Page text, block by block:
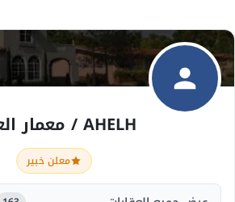
AHELH / معمار العزيز
معلن خبير